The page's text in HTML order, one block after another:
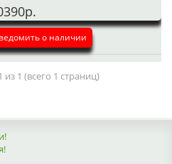
о наличии
из 1 (всего 1 страниц)